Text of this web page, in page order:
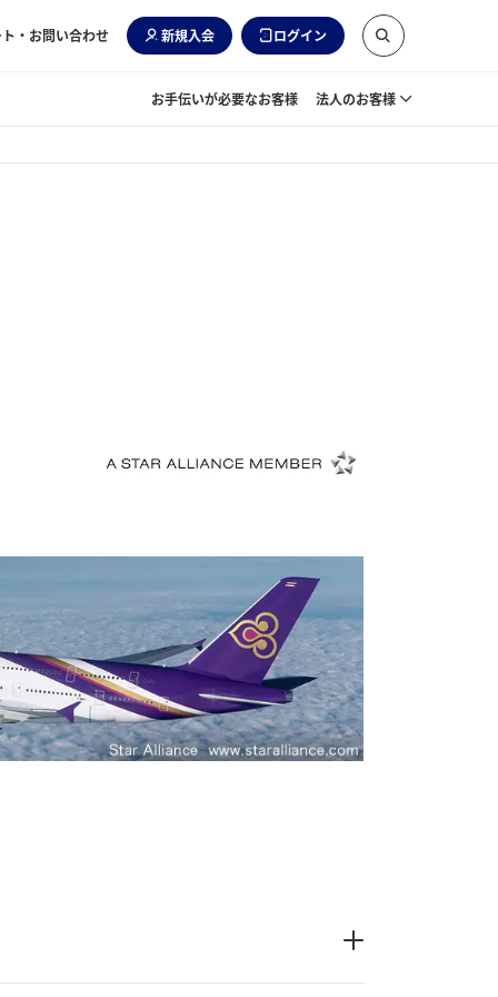
・お問い合わせ 新規入会 ログイン
お手伝いが必要なお客様 法人のお客様